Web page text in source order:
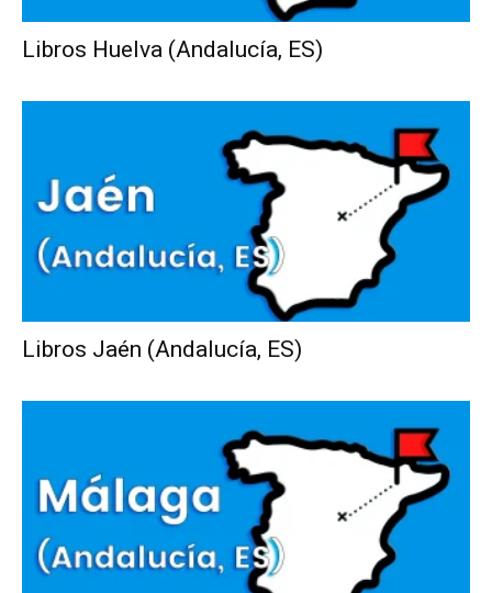
Libros Huelva (Andalucía, ES)
Libros Jaén (Andalucía, ES)